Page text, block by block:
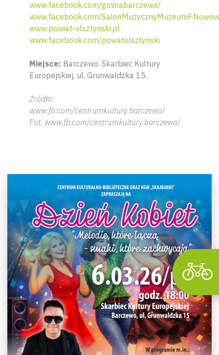
www.facebook.com/gminabarczewo/
www.facebook.com/
www.powiat-olsztynski.pl
www.facebook.com/powatolsztynski
Miejsce: Barczewo. Skarbiec Kultury
Europejskiej, ul, Grunwaldzka 15.
Źródło:
www.fb.com/centrumkultury.barczewo/
Fot. www.fb.com/centrumkultury.barczewo/